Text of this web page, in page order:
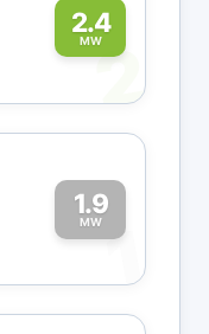
2.4
MW2
1.9
MW1